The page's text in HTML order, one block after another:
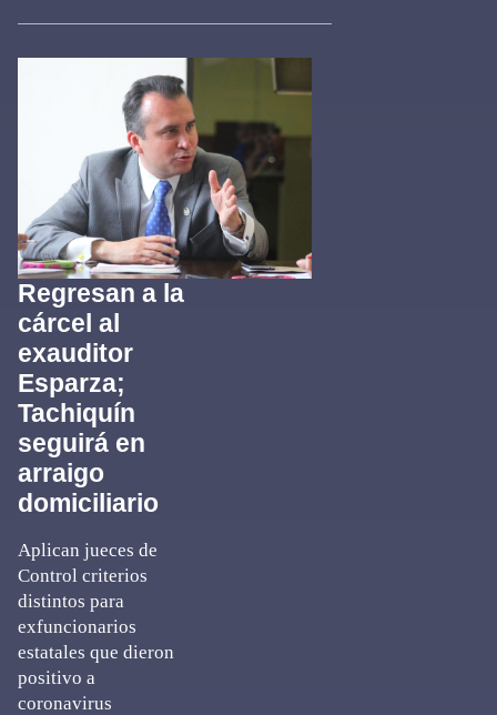
Regresan a la
cárcel al
exauditor
Esparza;
Tachiquín
seguirá en
arraigo
domiciliario
Aplican jueces de
Control criterios
distintos para
exfuncionarios
estatales que dieron
positivo a
coronavirus